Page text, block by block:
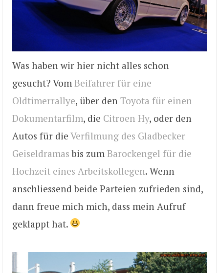
Was haben wir hier nicht alles schon
gesucht? Vom Beifahrer für eine
Oldtimerrallye, über den Toyota für einen
Dokumentarfilm, die Citroen Hy, oder den
Autos für die Verfilmung des Gladbecker
Geiseldramas bis zum Barockengel für die
Hochzeit eines Arbeitskollegen. Wenn
anschliessend beide Parteien zufrieden sind,
dann freue mich mich, dass mein Aufruf
geklappt hat.